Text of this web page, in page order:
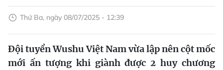
Thứ Ba, ngày 08/07/2025 - 12:39
Đội tuyển Wushu Việt Nam vừa lập nên cột mốc
mới ấn tượng khi giành được 2 huy chương